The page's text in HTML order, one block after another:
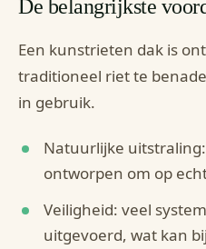
De belangrijkste
Een kunstrieten dak is
traditioneel riet te
in gebruik.
Natuurlijke
ontworpen om op
Veiligheid: veel
uitgevoerd, wat kan